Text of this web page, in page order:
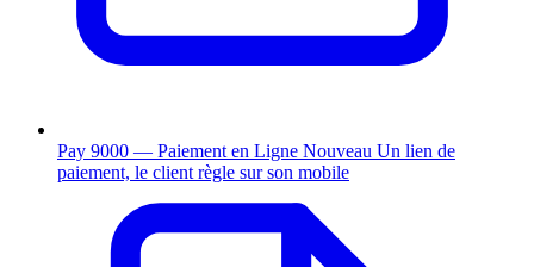
Pay 9000 — Paiement en Ligne Nouveau Un lien de
paiement, le client règle sur son mobile